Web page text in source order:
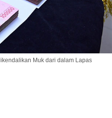
Muk dari dalam Lapas